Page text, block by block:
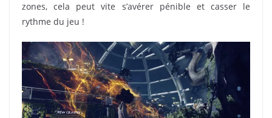
zones, cela peut vite s’avérer pénible et casser le
rythme du jeu !